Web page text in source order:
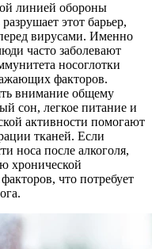
линией обороны
этот барьер,
вирусами. Именно
часто заболевают
носоглотки
факторов.
внимание общему
сон, легкое питание и
активности помогают
тканей. Если
носа после алкоголя,
хронической
что потребует